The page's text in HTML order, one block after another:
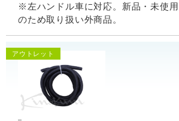
※左ハンドル車に対応。新品・未使
のため取り扱い外商品。
アウトレット